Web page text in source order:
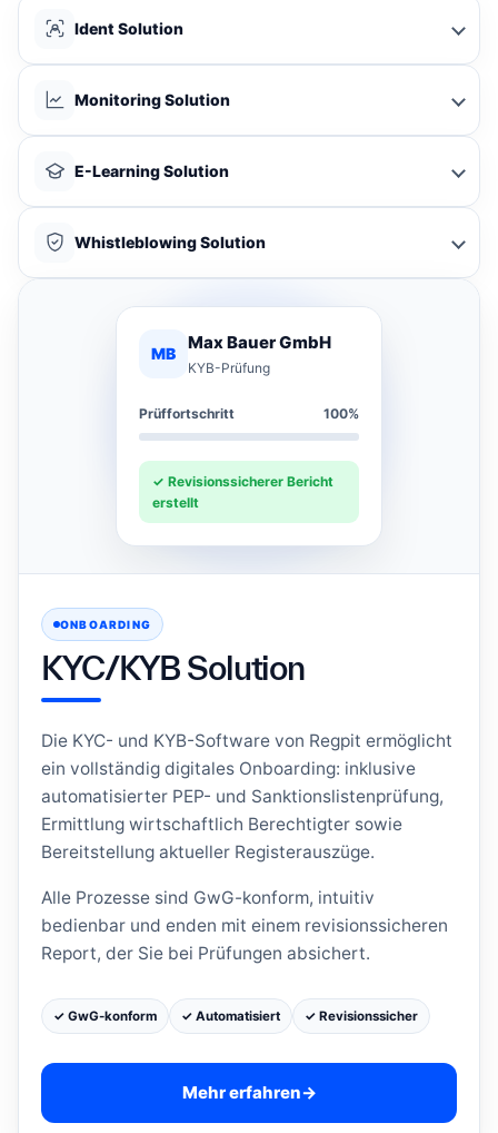
Ident Solution
Monitoring Solution
E-Learning Solution
Whistleblowing Solution
MB
Max Bauer GmbH
KYB-Prüfung
Prüffortschritt 100%
✓ Revisionssicherer Bericht
erstellt
ONBOARDING
KYC/KYB Solution
Die KYC- und KYB-Software von Regpit ermöglicht
ein vollständig digitales Onboarding: inklusive
automatisierter PEP- und Sanktionslistenprüfung,
Ermittlung wirtschaftlich Berechtigter sowie
Bereitstellung aktueller Registerauszüge.
Alle Prozesse sind GwG-konform, intuitiv
bedienbar und enden mit einem revisionssicheren
Report, der Sie bei Prüfungen absichert.
✓ GwG-konform ✓ Automatisiert ✓ Revisionssicher
Mehr erfahren→